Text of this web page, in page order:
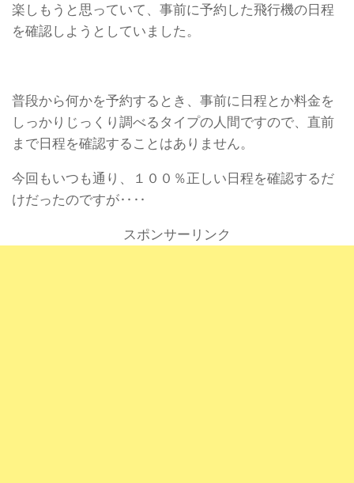
楽しもうと思っていて、事前に予約した飛行機の日程
を確認しようとしていました。
普段から何かを予約するとき、事前に日程とか料金を
しっかりじっくり調べるタイプの人間ですので、直前
まで日程を確認することはありません。
今回もいつも通り、１００％正しい日程を確認するだ
けだったのですが‥‥
スポンサーリンク